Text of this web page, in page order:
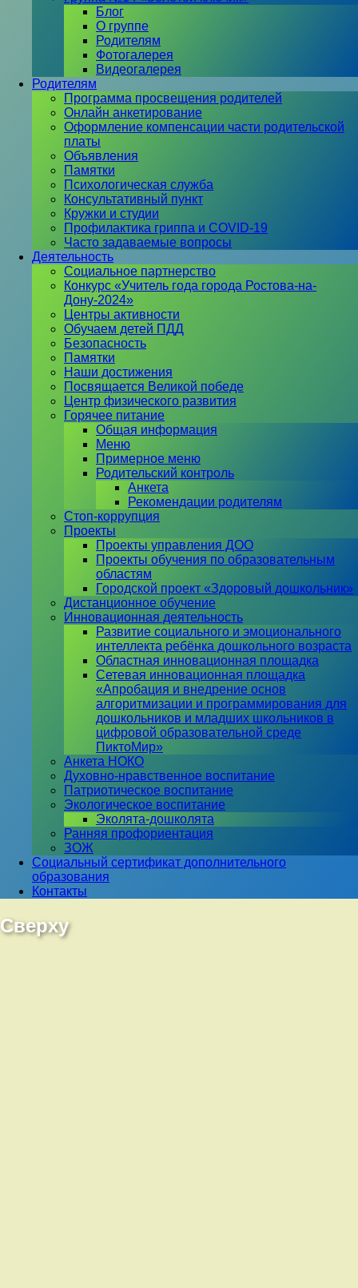
Блог
О группе
Родителям
Фотогалерея
Видеогалерея
Родителям
Программа просвещения родителей
Онлайн анкетирование
Оформление компенсации части родительской
платы
Объявления
Памятки
Психологическая служба
Консультативный пункт
Кружки и студии
Профилактика гриппа и COVID-19
Часто задаваемые вопросы
Деятельность
Социальное партнерство
Конкурс «Учитель года города Ростова-на-
Дону-2024»
Центры активности
Обучаем детей ПДД
Безопасность
Памятки
Наши достижения
Посвящается Великой победе
Центр физического развития
Горячее питание
Общая информация
Меню
Примерное меню
Родительский контроль
Анкета
Рекомендации родителям
Стоп-коррупция
Проекты
Проекты управления ДОО
Проекты обучения по образовательным
областям
Городской проект «Здоровый дошкольник»
Дистанционное обучение
Инновационная деятельность
Развитие социального и эмоционального
интеллекта ребёнка дошкольного возраста
Областная инновационная площадка
Сетевая инновационная площадка
«Апробация и внедрение основ
алгоритмизации и программирования для
дошкольников и младших школьников в
цифровой образовательной среде
ПиктоМир»
Анкета НОКО
Духовно-нравственное воспитание
Патриотическое воспитание
Экологическое воспитание
Эколята-дошколята
Ранняя профориентация
ЗОЖ
Социальный сертификат дополнительного
образования
Контакты
Сверху